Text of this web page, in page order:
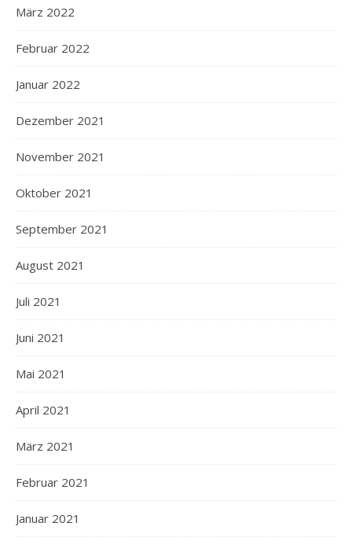
März 2022
Februar 2022
Januar 2022
Dezember 2021
November 2021
Oktober 2021
September 2021
August 2021
Juli 2021
Juni 2021
Mai 2021
April 2021
März 2021
Februar 2021
Januar 2021